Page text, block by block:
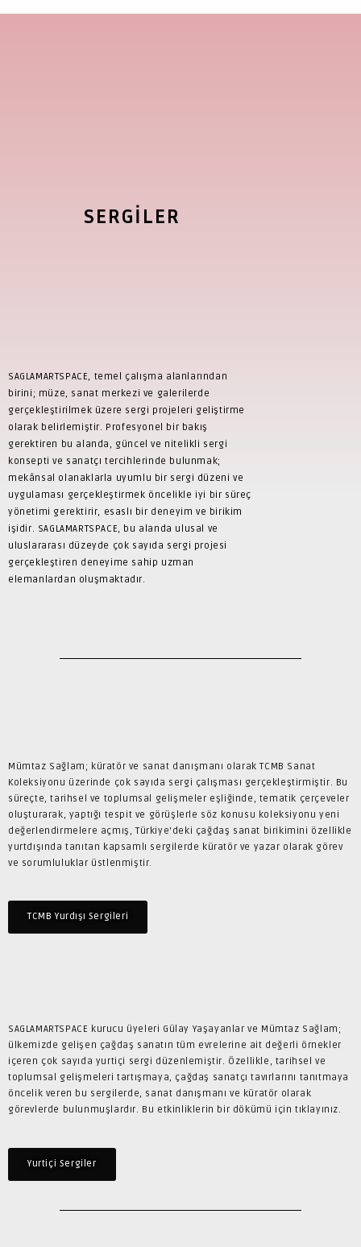
SERGİLER
SAGLAMARTSPACE, temel çalışma alanlarından
birini; müze, sanat merkezi ve galerilerde
gerçekleştirilmek üzere sergi projeleri geliştirme
olarak belirlemiştir. Profesyonel bir bakış
gerektiren bu alanda, güncel ve nitelikli sergi
konsepti ve sanatçı tercihlerinde bulunmak;
mekânsal olanaklarla uyumlu bir sergi düzeni ve
uygulaması gerçekleştirmek öncelikle iyi bir süreç
yönetimi gerektirir, esaslı bir deneyim ve birikim
işidir. SAGLAMARTSPACE, bu alanda ulusal ve
uluslararası düzeyde çok sayıda sergi projesi
gerçekleştiren deneyime sahip uzman
elemanlardan oluşmaktadır.
Mümtaz Sağlam; küratör ve sanat danışmanı olarakTCMB Sanat
Koleksiyonu üzerinde çok sayıda sergi çalışması gerçekleştirmiştir. Bu
süreçte, tarihsel ve toplumsal gelişmeler eşliğinde, tematik çerçeveler
oluşturarak, yaptığı tespit ve görüşlerle söz konusu koleksiyonu yeni
değerlendirmelere açmış, Türkiye’deki çağdaş sanat birikimini özellikle
yurtdışında tanıtan kapsamlı sergilerde küratör ve yazar olarak görev
ve sorumluluklar üstlenmiştir.
TCMB Yurdışı Sergileri
SAGLAMARTSPACE kurucu üyeleri Gülay Yaşayanlar ve Mümtaz Sağlam;
ülkemizde gelişen çağdaş sanatın tüm evrelerine ait değerli örnekler
içeren çok sayıda yurtiçi sergi düzenlemiştir. Özellikle, tarihsel ve
toplumsal gelişmeleri tartışmaya, çağdaş sanatçı tavırlarını tanıtmaya
öncelik veren bu sergilerde, sanat danışmanı ve küratör olarak
görevlerde bulunmuşlardır. Bu etkinliklerin bir dökümü için tıklayınız.
Yurtiçi Sergiler